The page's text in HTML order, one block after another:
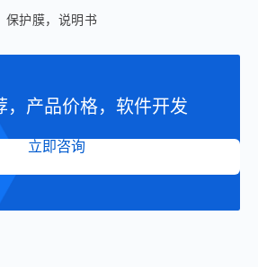
保护膜，说明书
，产品价格，软件开发
立即咨询